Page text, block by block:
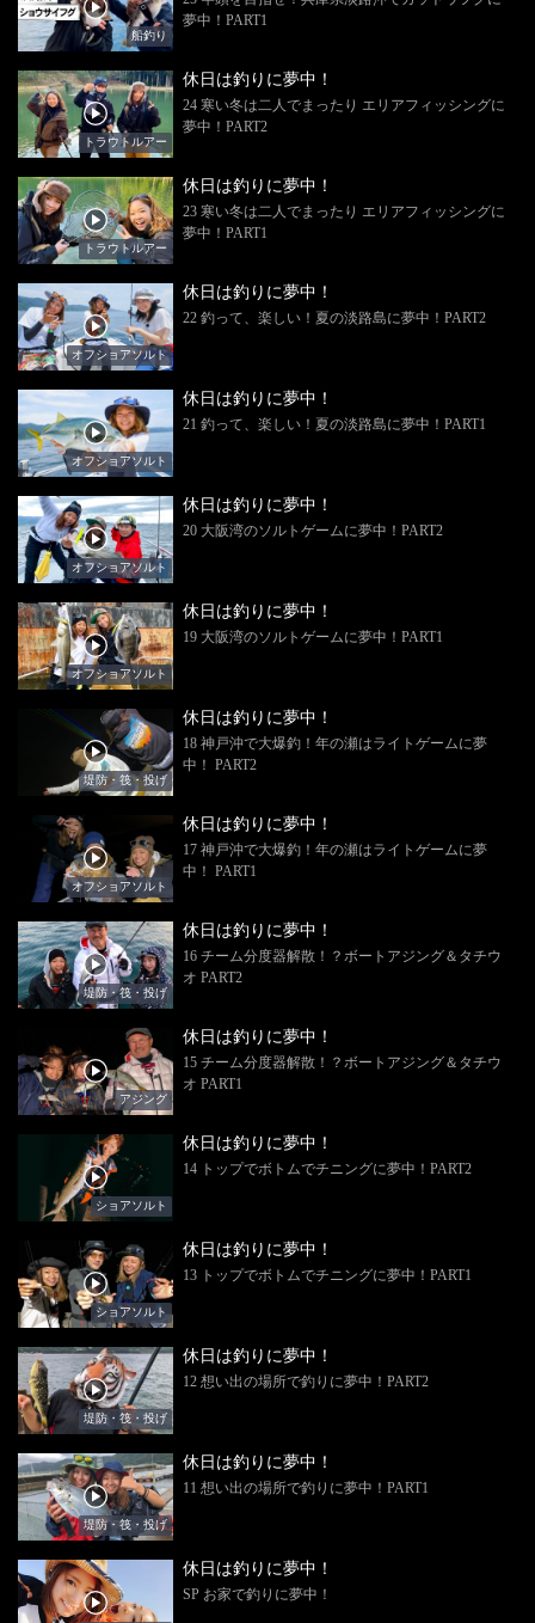
船釣り
夢中！PART1
トラウトルアー
休日は釣りに夢中！
24 寒い冬は二人でまったり エリアフィッシングに
夢中！PART2
トラウトルアー
休日は釣りに夢中！
23 寒い冬は二人でまったり エリアフィッシングに
夢中！PART1
オフショアソルト
休日は釣りに夢中！
22 釣って、楽しい！夏の淡路島に夢中！PART2
オフショアソルト
休日は釣りに夢中！
21 釣って、楽しい！夏の淡路島に夢中！PART1
オフショアソルト
休日は釣りに夢中！
20 大阪湾のソルトゲームに夢中！PART2
オフショアソルト
休日は釣りに夢中！
19 大阪湾のソルトゲームに夢中！PART1
堤防・筏・投げ
休日は釣りに夢中！
18 神戸沖で大爆釣！年の瀬はライトゲームに夢
中！ PART2
オフショアソルト
休日は釣りに夢中！
17 神戸沖で大爆釣！年の瀬はライトゲームに夢
中！ PART1
堤防・筏・投げ
休日は釣りに夢中！
16 チーム分度器解散！？ボートアジング＆タチウ
オ PART2
アジング
休日は釣りに夢中！
15 チーム分度器解散！？ボートアジング＆タチウ
オ PART1
ショアソルト
休日は釣りに夢中！
14 トップでボトムでチニングに夢中！PART2
ショアソルト
休日は釣りに夢中！
13 トップでボトムでチニングに夢中！PART1
堤防・筏・投げ
休日は釣りに夢中！
12 想い出の場所で釣りに夢中！PART2
堤防・筏・投げ
休日は釣りに夢中！
11 想い出の場所で釣りに夢中！PART1
休日は釣りに夢中！
SP お家で釣りに夢中！